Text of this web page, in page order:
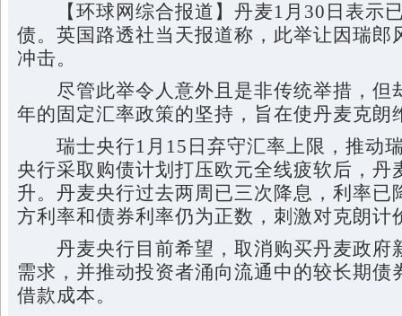
【环球网综合报道】丹麦1月30日表示
债。英国路透社当天报道称，此举让因瑞郎
冲击。
尽管此举令人意外且是非传统举措，但
年的固定汇率政策的坚持，旨在使丹麦克朗
瑞士央行1月15日弃守汇率上限，推动
央行采取购债计划打压欧元全线疲软后，丹
升。丹麦央行过去两周已三次降息，利率已
方利率和债券利率仍为正数，刺激对克朗计
丹麦央行目前希望，取消购买丹麦政府
需求，并推动投资者涌向流通中的较长期债
借款成本。